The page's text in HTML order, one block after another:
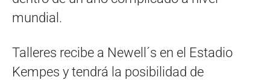
mundial.
Talleres recibe a Newell´s en el Estadio
Kempes y tendrá la posibilidad de